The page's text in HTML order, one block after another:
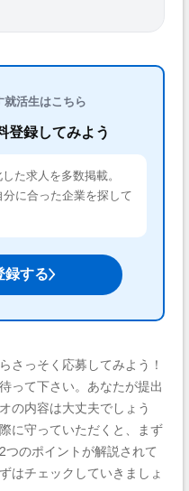
就活生はこちら
登録してみよう
た求人を多数掲載。
に合った企業を探して
録する
さっそく応募してみよう！
って下さい。あなたが提出
の内容は大丈夫でしょう
に守っていただくと、まず
つのポイントが解説されて
はチェックしていきましょ